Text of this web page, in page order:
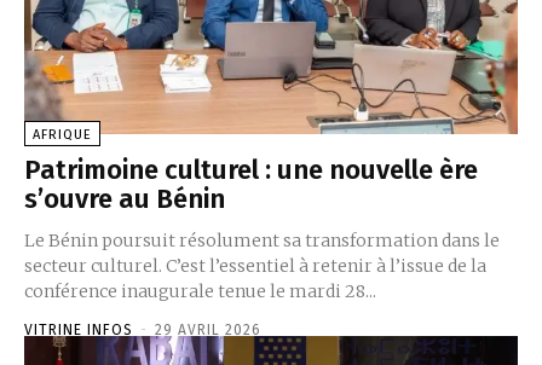
AFRIQUE
Patrimoine culturel : une nouvelle ère
s’ouvre au Bénin ‎
‎Le Bénin poursuit résolument sa transformation dans le
secteur culturel. C’est l’essentiel à retenir à l’issue de la
conférence inaugurale tenue le mardi 28...
VITRINE INFOS - 29 AVRIL 2026